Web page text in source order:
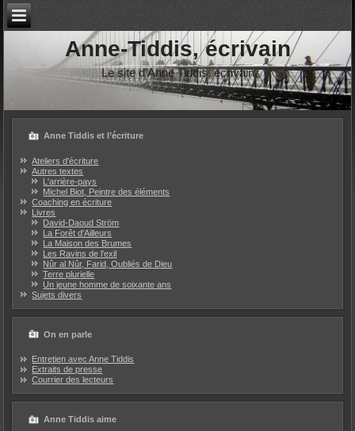
Anne-Tiddis, écrivain
Le site d'Anne Tiddis, écrivain
Anne Tiddis et l’écriture
Ateliers d'écriture
Autres textes
L'arrière-pays
Michel Biot, Peintre des éléments
Coaching en écriture
Livres
David-Daoud Ström
La Forêt d'Ailleurs
La Maison des Brumes
Les Ravins de l'exil
Nûr al Nûr, Farid, Oubliés de Dieu
Terre plurielle
Un jeune homme de soixante ans
Sujets divers
On en parle
Entretien avec Anne Tiddis
Extraits de presse
Courrier des lecteurs
Anne Tiddis aime